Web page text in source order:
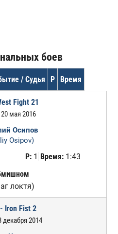
боев
/ Судья Р Время
Fight 21
мая 2016
Осипов
Osipov)
Р:1 Время:1:43
локтя)
- Iron Fist 2
декабря 2014